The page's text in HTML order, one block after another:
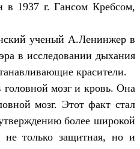
в 1937 г. Гансом Кребсом,
ученый А.Ленинжер в
в исследовании дыхания
красители.
мозг и кровь. Она
мозг. Этот факт стал
более широкой
не только защитная, но и